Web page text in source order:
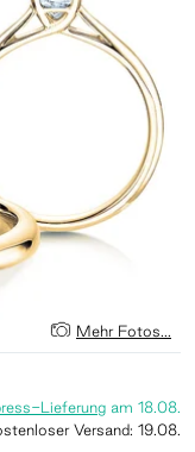
Mehr Fotos...
Lieferung am 18.08.
Versand: 19.08.